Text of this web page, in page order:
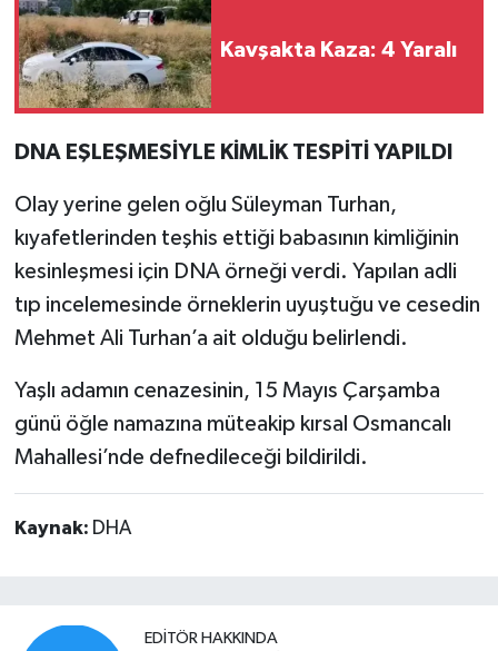
Kavşakta Kaza: 4 Yaralı
DNA EŞLEŞMESİYLE KİMLİK TESPİTİ YAPILDI
Olay yerine gelen oğlu Süleyman Turhan,
kıyafetlerinden teşhis ettiği babasının kimliğinin
kesinleşmesi için DNA örneği verdi. Yapılan adli
tıp incelemesinde örneklerin uyuştuğu ve cesedin
Mehmet Ali Turhan’a ait olduğu belirlendi.
Yaşlı adamın cenazesinin, 15 Mayıs Çarşamba
günü öğle namazına müteakip kırsal Osmancalı
Mahallesi’nde defnedileceği bildirildi.
Kaynak: DHA
EDITÖR HAKKINDA